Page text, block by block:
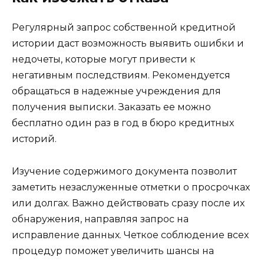
Регулярный запрос собственной кредитной
истории даст возможность выявить ошибки и
недочеты, которые могут привести к
негативным последствиям. Рекомендуется
обращаться в надежные учреждения для
получения выписки. Заказать ее можно
бесплатно один раз в год в бюро кредитных
историй.
Изучение содержимого документа позволит
заметить незаслуженные отметки о просрочках
или долгах. Важно действовать сразу после их
обнаружения, направляя запрос на
исправление данных. Четкое соблюдение всех
процедур поможет увеличить шансы на